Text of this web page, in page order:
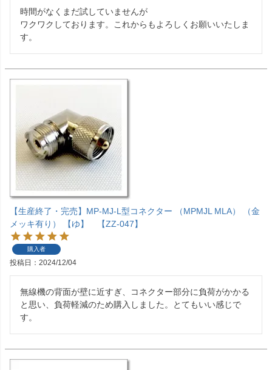
時間がなくまだ試していませんが
ワクワクしております。これからもよろしくお願いいたしま
す。
【生産終了・完売】MP-MJ-L型コネクター （MPMJL MLA） （金
メッキ有り） 【ゆ】 【ZZ-047】
購入者
投稿日 2024/12/04
無線機の背面が壁に近すぎ、コネクター部分に負荷がかかる
と思い、負荷軽減のため購入しました。とてもいい感じで
す。